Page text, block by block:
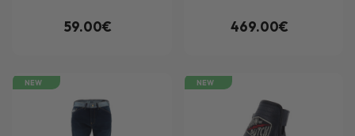
59.00€ 469.00€
NEW NEW